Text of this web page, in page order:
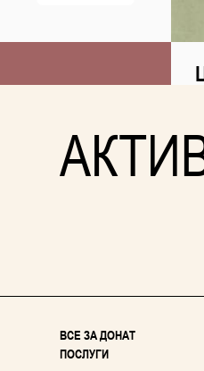
ВСЕ ЗА ДОНАТ
ПОСЛУГИ